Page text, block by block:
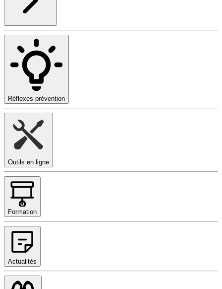
Réflexes prévention
Outils en ligne
Formation
Actualités